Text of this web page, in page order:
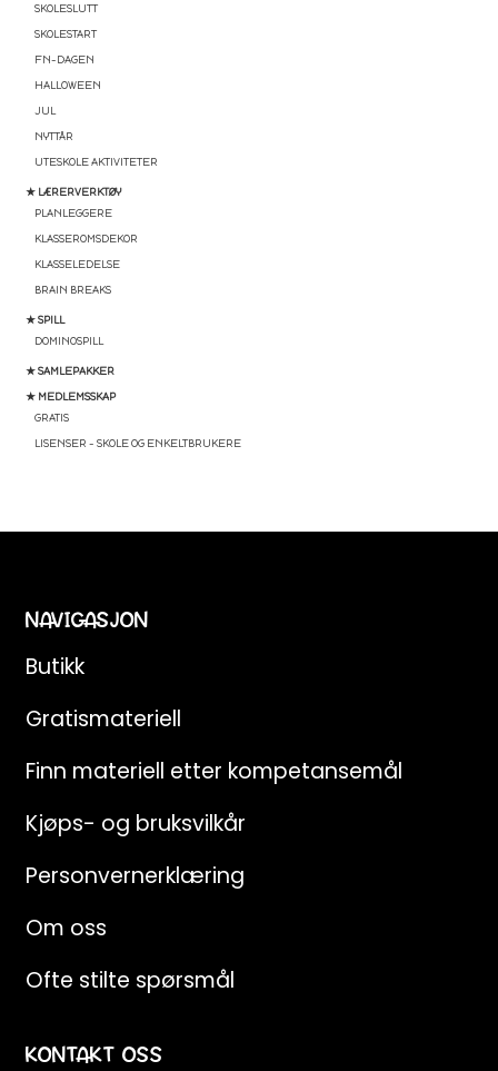
SKOLESLUTT
SKOLESTART
FN-DAGEN
HALLOWEEN
JUL
NYTTÅR
UTESKOLE AKTIVITETER
★ LÆRERVERKTØY
PLANLEGGERE
KLASSEROMSDEKOR
KLASSELEDELSE
BRAIN BREAKS
★ SPILL
DOMINOSPILL
★ SAMLEPAKKER
★ MEDLEMSSKAP
GRATIS
LISENSER – SKOLE OG ENKELTBRUKERE
NAVIGASJON
Butikk
Gratismateriell
Finn materiell etter kompetansemål
Kjøps- og bruksvilkår
Personvernerklæring
Om oss
Ofte stilte spørsmål
KONTAKT OSS